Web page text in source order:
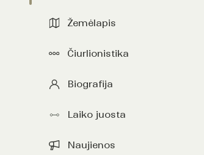
Žemėlapis
Čiurlionistika
Biografija
Laiko juosta
Naujienos